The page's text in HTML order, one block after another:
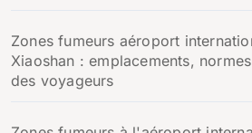
Zones fumeurs aéroport
Xiaoshan : emplacements,
des voyageurs